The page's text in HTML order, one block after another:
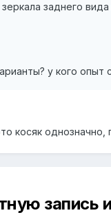
заднего
у кого опыт
косяк
запись